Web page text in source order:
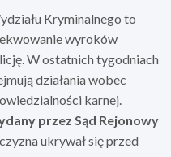
Kryminalnego to
wyroków
W ostatnich tygodniach
działania wobec
karnej.
przez Sąd Rejonowy
ukrywał się przed